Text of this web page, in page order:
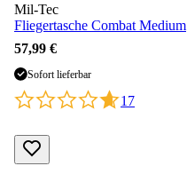
Mil-Tec
Fliegertasche Combat Medium
57,99 €
Sofort lieferbar
17